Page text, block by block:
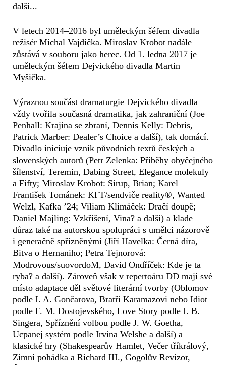
další...
V letech 2014–2016 byl uměleckým šéfem divadla
režisér Michal Vajdička. Miroslav Krobot nadále
zůstává v souboru jako herec. Od 1. ledna 2017 je
uměleckým šéfem Dejvického divadla Martin
Myšička.
Výraznou součást dramaturgie Dejvického divadla
vždy tvořila současná dramatika, jak zahraniční (Joe
Penhall: Krajina se zbraní, Dennis Kelly: Debris,
Patrick Marber: Dealer’s Choice a další), tak domácí.
Divadlo iniciuje vznik původních textů českých a
slovenských autorů (Petr Zelenka: Příběhy obyčejného
šílenství, Teremin, Dabing Street, Elegance molekuly
a Fifty; Miroslav Krobot: Sirup, Brian; Karel
František Tománek: KFT/sendviče reality®, Wanted
Welzl, Kafka ’24; Viliam Klimáček: Dračí doupě;
Daniel Majling: Vzkříšení, Vina? a další) a klade
důraz také na autorskou spolupráci s umělci názorově
i generačně spřízněnými (Jiří Havelka: Černá díra,
Bitva o Hernaniho; Petra Tejnorová:
Modrovous/suovordoM, David Ondříček: Kde je ta
ryba? a další). Zároveň však v repertoáru DD mají své
místo adaptace děl světové literární tvorby (Oblomov
podle I. A. Gončarova, Bratři Karamazovi nebo Idiot
podle F. M. Dostojevského, Love Story podle I. B.
Singera, Spříznění volbou podle J. W. Goetha,
Ucpanej systém podle Irvina Welshe a další) a
klasické hry (Shakespearův Hamlet, Večer tříkrálový,
Zimní pohádka a Richard III., Gogolův Revizor,